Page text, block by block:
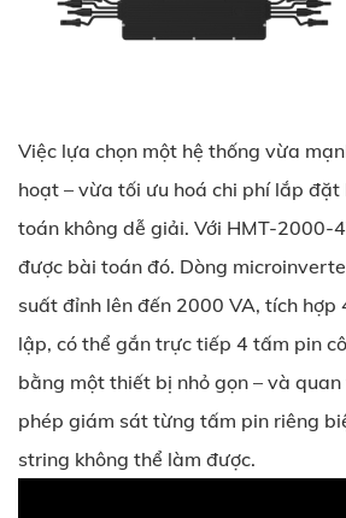
Việc lựa chọn một hệ thống vừa
hoạt – vừa tối ưu hoá chi phí lắp đặt
toán không dễ giải. Với HMT-2000-
được bài toán đó. Dòng
suất đỉnh lên đến 2000 VA, tích hợp
lập, có thể gắn trực tiếp 4 tấm pin
bằng một thiết bị nhỏ gọn – và
phép giám sát từng tấm pin riêng
string không thể làm được.